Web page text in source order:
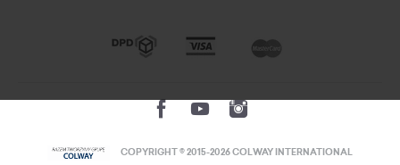
COPYRIGHT © 2015-2026 COLWAY INTERNATIONAL